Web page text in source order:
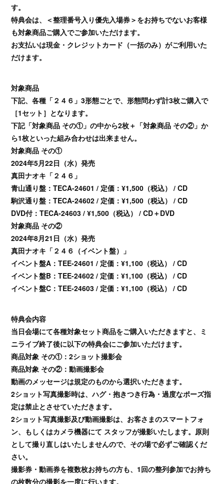
す。
特典会は、＜整理番号入り優先入場券＞をお持ちでないお客様
も対象商品ご購入でご参加いただけます。
お支払いは現金・クレジットカード（一括のみ）がご利用いた
だけます。
対象商品
下記、各種「２４６」3形態ごとで、形態問わず計3枚ご購入で
［1セット］となります。
下記「対象商品 その①」の中から2枚＋「対象商品 その②」か
ら1枚といった組み合わせは出来ません。
対象商品 その①
2024年5月22日（水）発売
真田ナオキ「２４６」
青山通り盤：TECA-24601 / 定価：¥1,500（税込） / CD
駒沢通り盤：TECA-24602 / 定価：¥1,500（税込） / CD
DVD付：TECA-24603 / ¥1,500（税込） / CD＋DVD
対象商品 その②
2024年8月21日（水）発売
真田ナオキ「２４６（イベント盤）」
イベント盤A：TEE-24601 / 定価：¥1,100（税込） / CD
イベント盤B：TEE-24602 / 定価：¥1,100（税込） / CD
イベント盤C：TEE-24603 / 定価：¥1,100（税込） / CD
特典会内容
当日会場にて各種対象セット商品をご購入いただきますと、ミ
ニライブ終了後に以下の特典会にご参加いただけます。
商品対象 その①：2ショット撮影会
商品対象 その②：動画撮影会
動画のメッセージは規定のものから選択いただきます。
2ショット写真撮影時は、ハグ・抱きつき行為・過度なポーズ指
定は禁止とさせていただきます。
2ショット写真撮影及び動画撮影は、お客さまのスマートフォ
ン、もしくはカメラ機器にて スタッフが撮影いたします。原則
として撮り直しはいたしませんので、その場で必ずご確認くだ
さい。
撮影券・動画券を複数枚お持ちの方も、1回の整列参加でお持ち
の枚数分の撮影を一度に行います。